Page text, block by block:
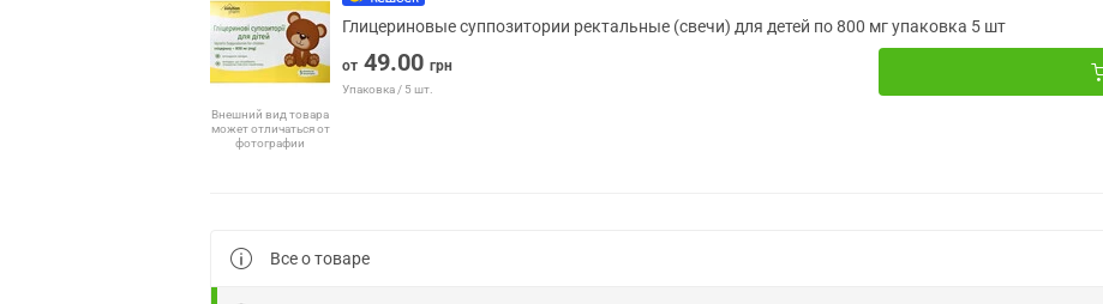
Внешний вид товара
может отличаться от
фотографии
Глицериновые суппозитории ректальные (свечи) для детей по 800 мг упаковка 5 шт
от 49.00 грн
Упаковка / 5 шт.
Все о товаре